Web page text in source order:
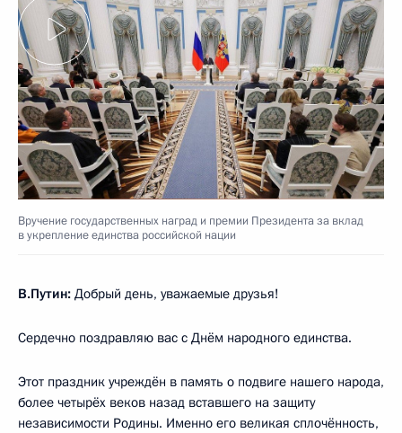
Вручение государственных наград и премии Президента за вклад
в укрепление единства российской нации
В.Путин: Добрый день, уважаемые друзья!
Сердечно поздравляю вас с Днём народного единства.
Этот праздник учреждён в память о подвиге нашего народа,
более четырёх веков назад вставшего на защиту
независимости Родины. Именно его великая сплочённость,